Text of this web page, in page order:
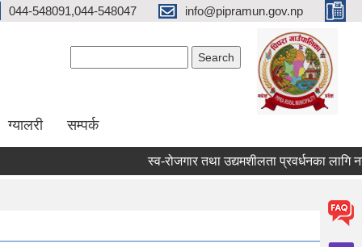
044-548091,044-548047 info@pipramun.gov.np
ग्यालरी सम्पर्क
स्व-रोजगार तथा उद्यमशीलता प्रवर्धनका लागि